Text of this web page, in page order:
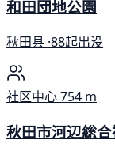
和田団地公園
秋田县 ·88起出没
社区中心754 m
秋田市河辺総